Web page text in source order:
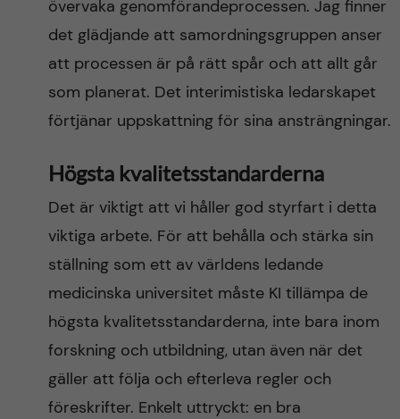
övervaka genomförandeprocessen. Jag finner
det glädjande att samordningsgruppen anser
att processen är på rätt spår och att allt går
som planerat. Det interimistiska ledarskapet
förtjänar uppskattning för sina ansträngningar.
Högsta kvalitetsstandarderna
Det är viktigt att vi håller god styrfart i detta
viktiga arbete. För att behålla och stärka sin
ställning som ett av världens ledande
medicinska universitet måste KI tillämpa de
högsta kvalitetsstandarderna, inte bara inom
forskning och utbildning, utan även när det
gäller att följa och efterleva regler och
föreskrifter. Enkelt uttryckt: en bra